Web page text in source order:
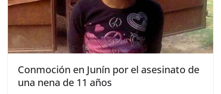
Conmoción en Junín por el asesinato de
una nena de 11 años